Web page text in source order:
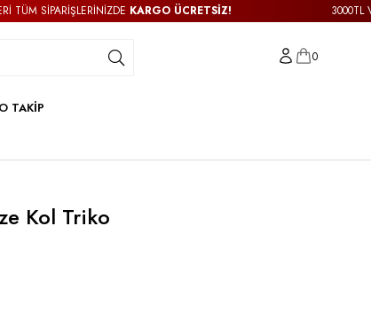
SİPARİŞLERİNİZDEKARGO ÜCRETSİZ! 3000TL VE
0
TAKİP
Kol Triko